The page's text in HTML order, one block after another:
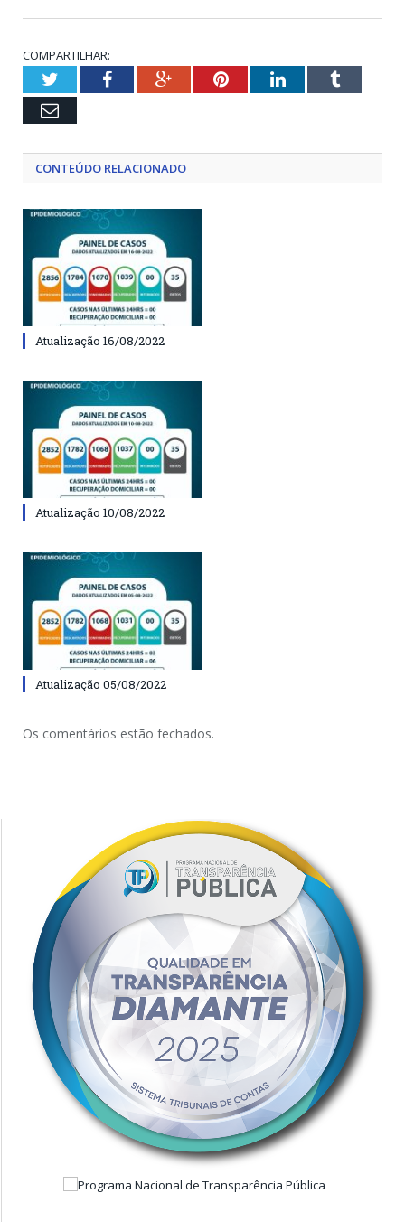
COMPARTILHAR:
TwitterFacebookGoogle+PinterestLinkedInTumblr
Email
CONTEÚDO RELACIONADO
Atualização 16/08/2022
Atualização 10/08/2022
Atualização 05/08/2022
Os comentários estão fechados.